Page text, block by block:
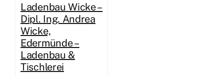
Ladenbau Wicke –
Dipl. Ing. Andrea
Wicke,
Edermünde –
Ladenbau &
Tischlerei